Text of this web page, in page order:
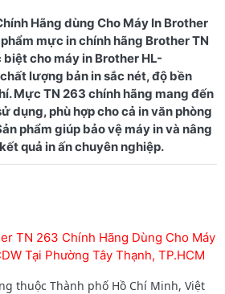
Hãng dùng Cho Máy In Brother
mực in chính hãng Brother TN
cho máy in Brother HL-
lượng bản in sắc nét, độ bền
Mực TN 263 chính hãng mang đến
dụng, phù hợp cho cả in văn phòng
phẩm giúp bảo vệ máy in và nâng
TN 263 Chính Hãng Dùng Cho Máy
Tại Phường Tây Thạnh, TP.HCM
thuộc Thành phố Hồ Chí Minh, Việt